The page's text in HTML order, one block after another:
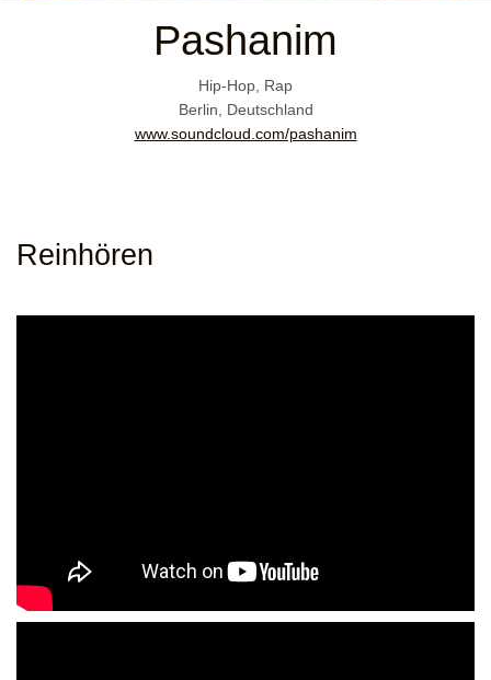
Pashanim
Hip-Hop, Rap
Berlin, Deutschland
www.soundcloud.com/pashanim
Reinhören